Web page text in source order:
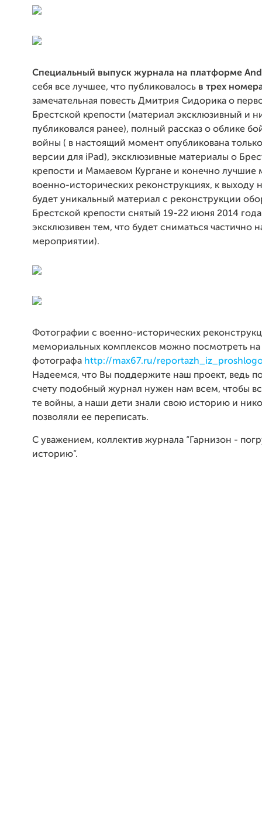
Специальный выпуск журнала на платформе
себя все лучшее, что публиковалось в трех
замечательная повесть Дмитрия Сидорика о
Брестской крепости (материал эксклюзивный и
публиковался ранее), полный рассказ о облике
войны ( в настоящий момент опубликована только
версии для iPad), эксклюзивные материалы о
крепости и Мамаевом Кургане и конечно лучшие
военно-исторических реконструкциях, к выходу
будет уникальный материал с реконструкции
Брестской крепости снятый 19-22 июня 2014
эксклюзивен тем, что будет сниматься частично
мероприятии).
Фотографии с военно-исторических
мемориальных комплексов можно посмотреть на
фотографа http://max67.ru/
Надеемся, что Вы поддержите наш проект, ведь
счету подобный журнал нужен нам всем, чтобы
те войны, а наши дети знали свою историю и
позволяли ее переписать.
С уважением, коллектив журнала “Гарнизон -
историю”.